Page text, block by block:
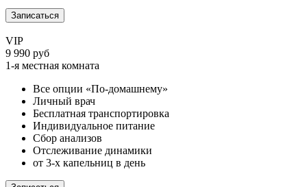
Записаться
VIP
9 990 руб
1-я местная комната
Все опции «По-домашнему»
Личный врач
Бесплатная транспортировка
Индивидуальное питание
Сбор анализов
Отслеживание динамики
от 3-х капельниц в день